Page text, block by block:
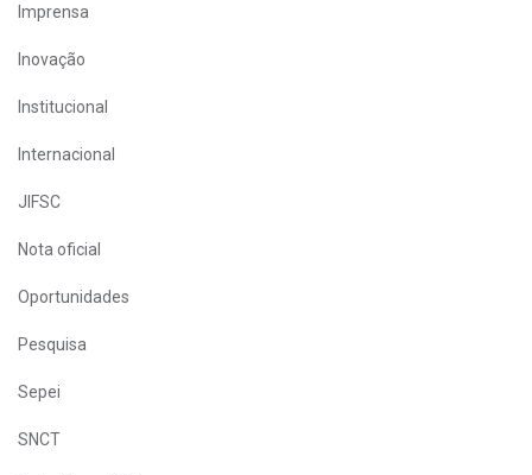
Imprensa
Inovação
Institucional
Internacional
JIFSC
Nota oficial
Oportunidades
Pesquisa
Sepei
SNCT